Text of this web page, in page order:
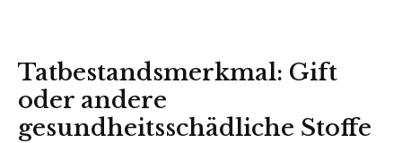
Tatbestandsmerkmal: Gift
oder andere
gesundheitsschädliche Stoffe